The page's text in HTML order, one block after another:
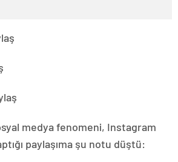
medya fenomeni, Instagram
paylaşıma şu notu düştü: